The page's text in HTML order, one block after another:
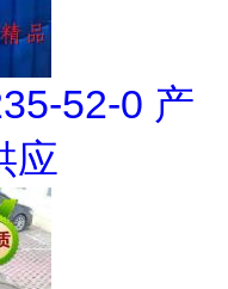
52-0 产
应